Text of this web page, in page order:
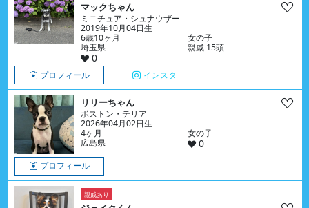
マックちゃん
ミニチュア・シュナウザー
2019年10月04日生
6歳10ヶ月
女の子
埼玉県
親戚 15頭
0
プロフィール インスタ
リリーちゃん
ボストン・テリア
2026年04月02日生
4ヶ月
女の子
広島県
0
プロフィール
親戚あり